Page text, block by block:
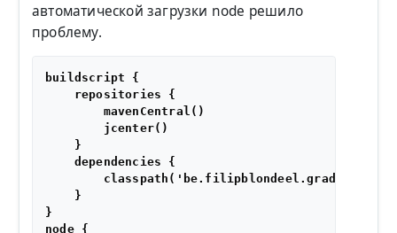
автоматической загрузки node решило
проблему.
buildscript {
    repositories {
        mavenCentral()
        jcenter()
    }
    dependencies {
    }
}
node {